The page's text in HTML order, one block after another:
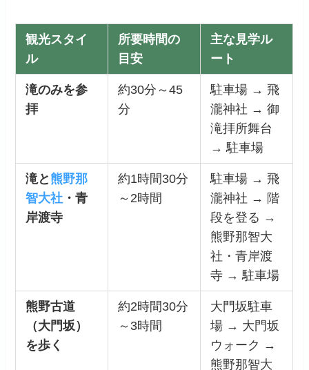
観光スタイ
ル
所要時間の
目安
主な見学ル
ート
滝のみを参
拝
約30分～45
分
駐車場 → 飛
瀧神社 → 御
滝拝所舞台
→ 駐車場
滝と 熊野那
智大社・青
岸渡寺
約1時間30分
～2時間
駐車場 → 飛
瀧神社 → 階
段を登る →
熊野那智大
社・青岸渡
寺 → 駐車場
熊野古道
（大門坂）
を歩く
約2時間30分
～3時間
大門坂駐車
場 → 大門坂
ウォーク →
熊野那智大